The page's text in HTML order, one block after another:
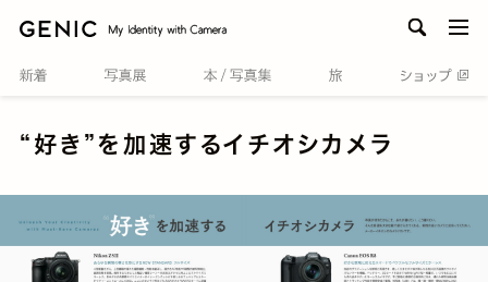
“好き”を加速するイチオシカメラ